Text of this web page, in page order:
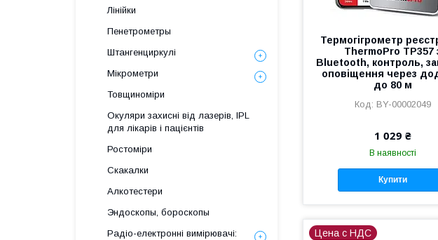
Термогігрометр
ThermoPro TP357
Bluetooth, контроль,
оповіщення через
до 80 м
BY-00002049
1 029 ₴
В наявності
Купити
Цена с НДС
Лінійки
Пенетрометры
Штангенциркулі
Мікрометри
Товщиноміри
Окуляри захисні від лазерів, IPL
для лікарів і пацієнтів
Ростоміри
Скакалки
Алкотестери
Эндоскопы, бороскопы
Радіо-електронні вимірювачі: